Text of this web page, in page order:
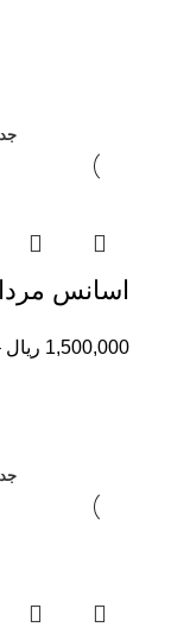
اسانس
1,500,000 ریال